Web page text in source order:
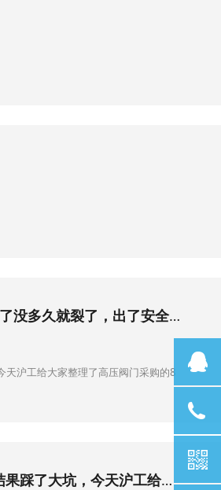
高压阀门采购的8个注意事项 高压项目的阀门，要求非常高，很多客户买了便宜的，结果用了没多久就裂了，出了安全事故，今天沪工给大家整理了高压阀门采购的8个注意事项，帮你避坑。
沪工给大家整理了高压阀门采购的8
不锈钢阀门在不同腐蚀工况的选型指南 很多客户以为不锈钢是万能的，什么工况都能用，结果踩了大坑，今天沪工给大家整理了不锈钢阀门在不同腐蚀工况的选型指南，帮你搞清楚，什么工况能用，什么不能用。